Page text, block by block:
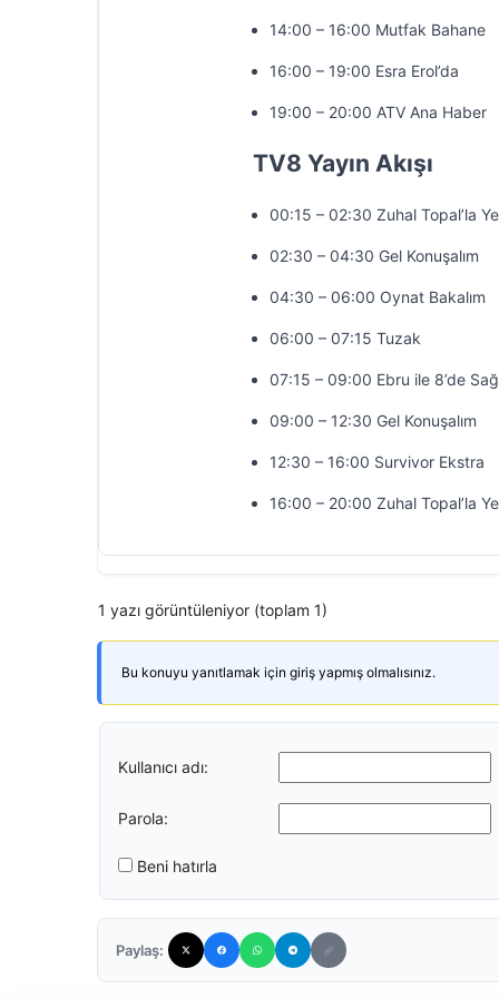
14:00 – 16:00 Mutfak Bahane
16:00 – 19:00 Esra Erol’da
19:00 – 20:00 ATV Ana Haber
TV8 Yayın Akışı
00:15 – 02:30 Zuhal Topal’la
02:30 – 04:30 Gel Konuşalım
04:30 – 06:00 Oynat Bakalım
06:00 – 07:15 Tuzak
07:15 – 09:00 Ebru ile 8’de
09:00 – 12:30 Gel Konuşalım
12:30 – 16:00 Survivor Ekstra
16:00 – 20:00 Zuhal Topal’la
1 yazı görüntüleniyor (toplam 1)
Bu konuyu yanıtlamak için giriş yapmış olmalısınız.
Kullanıcı adı:
Parola:
Beni hatırla
Paylaş: